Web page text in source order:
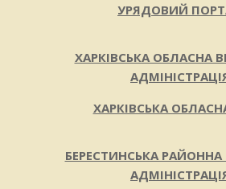
УРЯДОВИЙ
ХАРКІВСЬКА ОБЛАСНА
ХАРКІВСЬКА
БЕРЕСТИНСЬКА РАЙОННА